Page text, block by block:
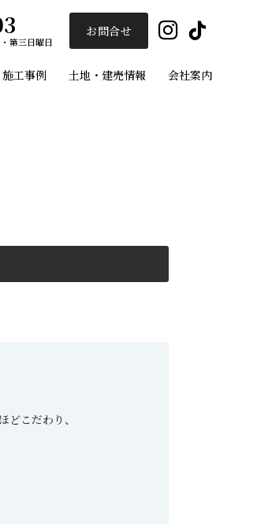
どこだわり、
施工事例 土地・建売情報 会社案内
第三日曜日
お問合せ